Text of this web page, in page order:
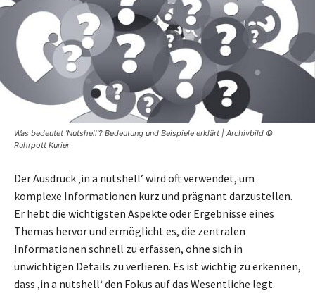
Was bedeutet 'Nutshell'? Bedeutung und Beispiele erklärt | Archivbild ©
Ruhrpott Kurier
Der Ausdruck ‚in a nutshell‘ wird oft verwendet, um
komplexe Informationen kurz und prägnant darzustellen.
Er hebt die wichtigsten Aspekte oder Ergebnisse eines
Themas hervor und ermöglicht es, die zentralen
Informationen schnell zu erfassen, ohne sich in
unwichtigen Details zu verlieren. Es ist wichtig zu erkennen,
dass ‚in a nutshell‘ den Fokus auf das Wesentliche legt.